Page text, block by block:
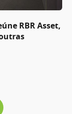
RBR Asset,